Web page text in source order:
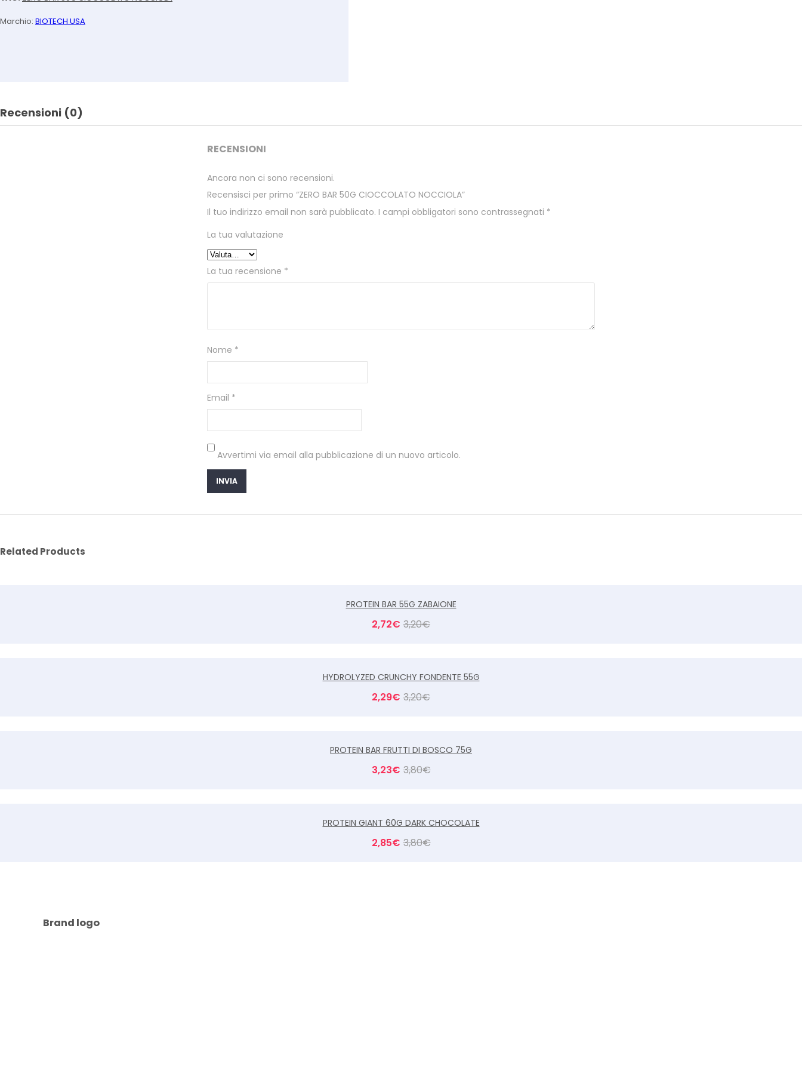
Marchio: BIOTECH USA
Recensioni (0)
RECENSIONI
Ancora non ci sono recensioni.
Recensisci per primo “ZERO BAR 50G CIOCCOLATO NOCCIOLA”
Il tuo indirizzo email non sarà pubblicato. I campi obbligatori sono contrassegnati *
La tua valutazione
La tua recensione *
Nome *
Email *
Avvertimi via email alla pubblicazione di un nuovo articolo.
Related Products
PROTEIN BAR 55G ZABAIONE
2,72€ 3,20€
HYDROLYZED CRUNCHY FONDENTE 55G
2,29€ 3,20€
PROTEIN BAR FRUTTI DI BOSCO 75G
3,23€ 3,80€
PROTEIN GIANT 60G DARK CHOCOLATE
2,85€ 3,80€
Brand logo